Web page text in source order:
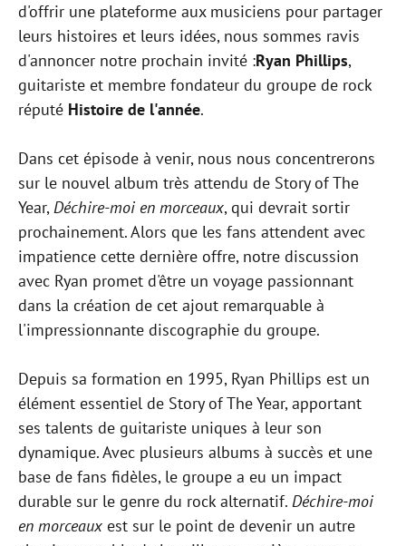
d'offrir une plateforme aux musiciens pour partager
leurs histoires et leurs idées, nous sommes ravis
d'annoncer notre prochain invité :Ryan Phillips,
guitariste et membre fondateur du groupe de rock
réputé Histoire de l'année.
Dans cet épisode à venir, nous nous concentrerons
sur le nouvel album très attendu de Story of The
Year,Déchire-moi en morceaux, qui devrait sortir
prochainement. Alors que les fans attendent avec
impatience cette dernière offre, notre discussion
avec Ryan promet d'être un voyage passionnant
dans la création de cet ajout remarquable à
l'impressionnante discographie du groupe.
Depuis sa formation en 1995, Ryan Phillips est un
élément essentiel de Story of The Year, apportant
ses talents de guitariste uniques à leur son
dynamique. Avec plusieurs albums à succès et une
base de fans fidèles, le groupe a eu un impact
durable sur le genre du rock alternatif. Déchire-moi
en morceaux est sur le point de devenir un autre